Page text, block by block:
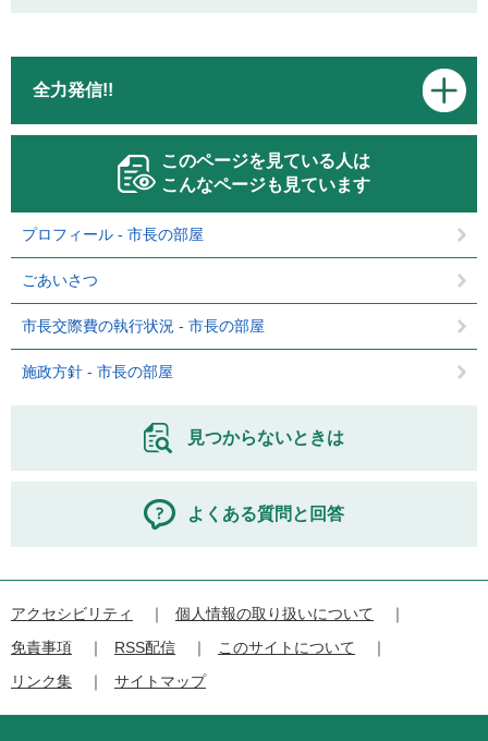
全力発信!!
このページを見ている人は
こんなページも見ています
プロフィール - 市長の部屋
ごあいさつ
市長交際費の執行状況 - 市長の部屋
施政方針 - 市長の部屋
見つからないときは
よくある質問と回答
アクセシビリティ
個人情報の取り扱いについて
免責事項
RSS配信
このサイトについて
リンク集
サイトマップ